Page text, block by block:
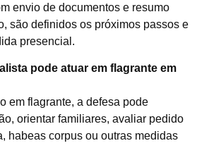
envio de documentos e resumo
são definidos os próximos passos e
presencial.
pode atuar em flagrante em
em flagrante, a defesa pode
orientar familiares, avaliar pedido
habeas corpus ou outras medidas